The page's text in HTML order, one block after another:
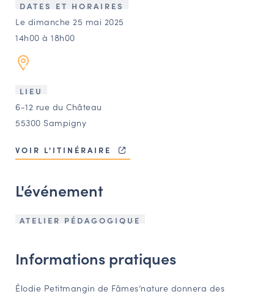
LES ACTIONS PHARES
CONTACT
Agenda
Annuaire
Ressources
BOURSE D’ÉCHANGE
CARTES DES NAUDIN
Espace acteurs
NAVIGATION FILTRÉE « ACTEURS »
DATES ET HORAIRES
Le dimanche 25 mai 2025
14h00 à 18h00
LIEU
6-12 rue du Château
55300 Sampigny
VOIR L'ITINÉRAIRE
L'événement
ATELIER PÉDAGOGIQUE
Informations pratiques
Élodie Petitmangin de Fâmes’nature donnera des